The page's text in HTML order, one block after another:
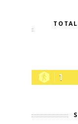
1